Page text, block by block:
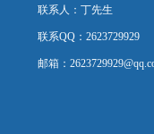
联系人：丁先生
联系QQ：2623729929
邮箱：